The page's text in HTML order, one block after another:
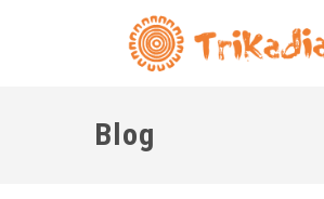
Blog